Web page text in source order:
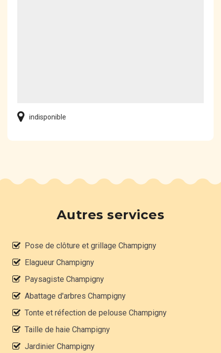
indisponible
Autres services
Pose de clôture et grillage Champigny
Elagueur Champigny
Paysagiste Champigny
Abattage d'arbres Champigny
Tonte et réfection de pelouse Champigny
Taille de haie Champigny
Jardinier Champigny